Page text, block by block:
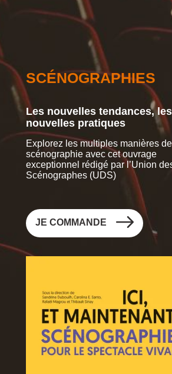
SCÉNOGRAPHIES
Les nouvelles tendances, les
nouvelles pratiques
Explorez les multiples manières
scénographie avec cet ouvrage
exceptionnel rédigé par l’Union
Scénographes (UDS)
JE COMMANDE